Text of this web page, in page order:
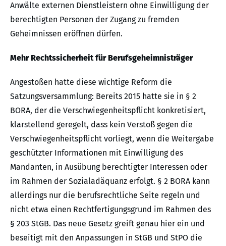
Anwälte externen Dienstleistern ohne Einwilligung der
berechtigten Personen der Zugang zu fremden
Geheimnissen eröffnen dürfen.
Mehr Rechtssicherheit für Berufsgeheimnisträger
Angestoßen hatte diese wichtige Reform die
Satzungsversammlung: Bereits 2015 hatte sie in § 2
BORA, der die Verschwiegenheitspflicht konkretisiert,
klarstellend geregelt, dass kein Verstoß gegen die
Verschwiegenheitspflicht vorliegt, wenn die Weitergabe
geschützter Informationen mit Einwilligung des
Mandanten, in Ausübung berechtigter Interessen oder
im Rahmen der Sozialadäquanz erfolgt. § 2 BORA kann
allerdings nur die berufsrechtliche Seite regeln und
nicht etwa einen Rechtfertigungsgrund im Rahmen des
§ 203 StGB. Das neue Gesetz greift genau hier ein und
beseitigt mit den Anpassungen in StGB und StPO die